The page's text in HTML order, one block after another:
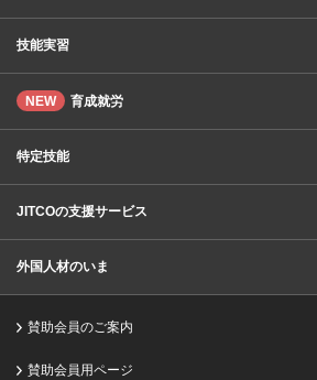
技能実習
NEW 育成就労
特定技能
JITCOの支援サービス
外国人材のいま
賛助会員のご案内
賛助会員用ページ